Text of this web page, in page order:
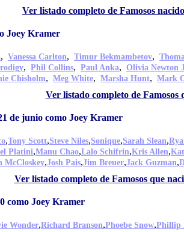
Ver listado completo de Famosos
Joey Kramer
, Vanessa Carlton, Timur Bekmambetov,
, Phil Collins, Paul Anka, Olivia Newton
Chisholm, Meg White, Marsha Hunt, Mark
Ver listado completo de
de junio como Joey Kramer
,Tony Scott,Steve Niles,Sonique,Sarah Slean,
Platini,Manu Chao,Lalo Schifrin,Kris Allen,
McCloskey,Josh Pais,Jim Breuer,Jack Guzman,
Ver listado completo de Famosos que
como Joey Kramer
Wonder,Richard Branson,Phoebe Snow,Phillip